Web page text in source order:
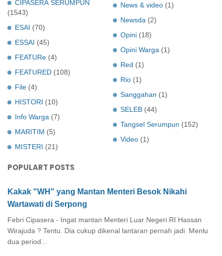
CIPASERA SERUMPUN
(1543)
ESAI (70)
ESSAI (45)
FEATURe (4)
FEATURED (108)
File (4)
HISTORI (10)
Info Warga (7)
MARITIM (5)
MISTERI (21)
News & video (1)
Newsda (2)
Opini (18)
Opini Warga (1)
Red (1)
Rio (1)
Sanggahan (1)
SELEB (44)
Tangsel Serumpun (152)
Video (1)
POPULART POSTS
Kakak "WH" yang Mantan Menteri Besok Nikahi
Wartawati di Serpong
Febri Cipasera - Ingat mantan Menteri Luar Negeri RI Hassan
Wirajuda ? Tentu. Dia cukup dikenal lantaran pernah jadi Menlu
dua period...